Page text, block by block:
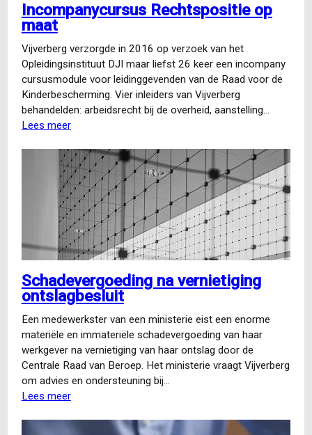
Incompanycursus Rechtspositie op
maat
Vijverberg verzorgde in 2016 op verzoek van het
Opleidingsinstituut DJI maar liefst 26 keer een incompany
cursusmodule voor leidinggevenden van de Raad voor de
Kinderbescherming. Vier inleiders van Vijverberg
behandelden: arbeidsrecht bij de overheid, aanstelling…
Lees meerover
Rechtspositie
op
maat
Schadevergoeding na vernietiging
ontslagbesluit
Een medewerkster van een ministerie eist een enorme
materiële en immateriële schadevergoeding van haar
werkgever na vernietiging van haar ontslag door de
Centrale Raad van Beroep. Het ministerie vraagt Vijverberg
om advies en ondersteuning bij…
Lees meerover